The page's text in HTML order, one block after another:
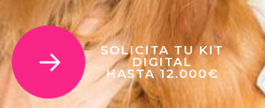
SOLICITA TU KIT
DIGITAL
HASTA 12.000€